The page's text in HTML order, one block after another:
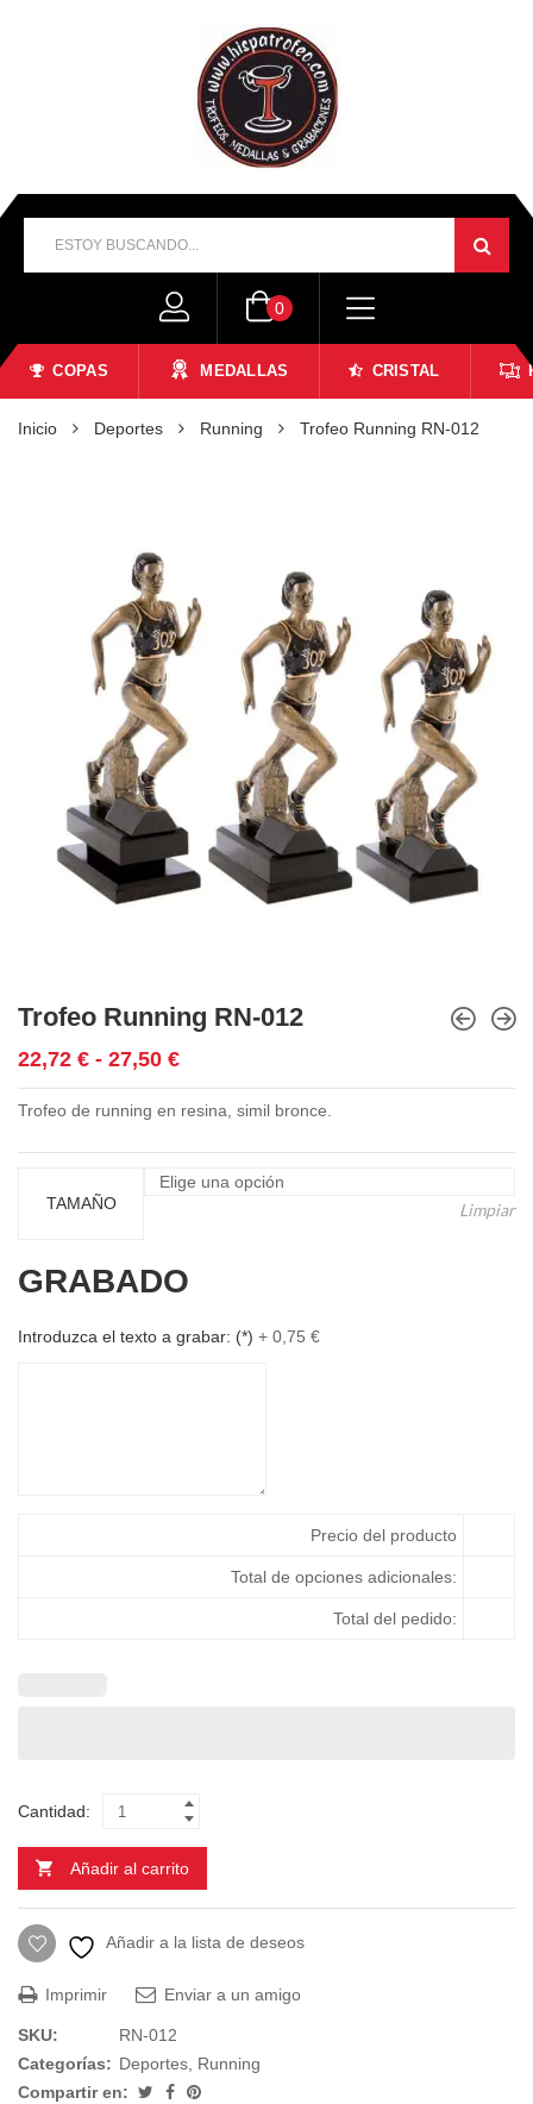
0
COPAS MEDALLAS CRISTAL
Inicio Deportes Running Trofeo Running RN-012
Trofeo Running RN-012
22,72 € - 27,50 €Rango
de
precios:
Trofeo de running en resina, simil bronce.
TAMAÑO Limpiar
GRABADO
Introduzca el texto a grabar: (*) + 0,75 €
Precio del producto
Total de opciones adicionales:
Total del pedido:
Cantidad:
Añadir al carrito
Añadir a la lista de deseos
Imprimir Enviar a un amigo
SKU:
RN-012
Categorías: Deportes, Running
Compartir en: